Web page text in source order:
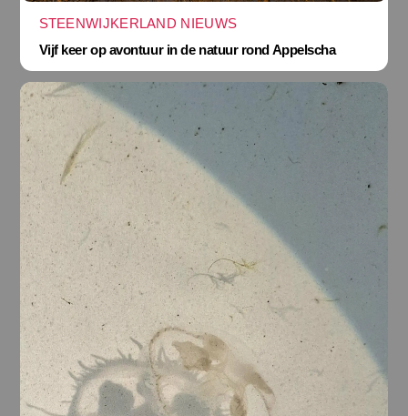
STEENWIJKERLAND NIEUWS
Vijf keer op avontuur in de natuur rond Appelscha